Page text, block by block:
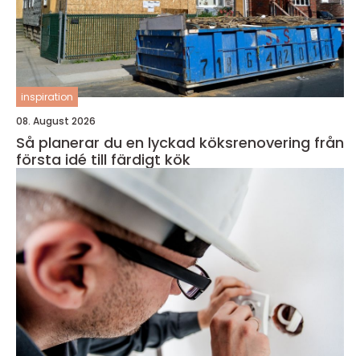
inspiration
08. August 2026
Så planerar du en lyckad köksrenovering från
första idé till färdigt kök